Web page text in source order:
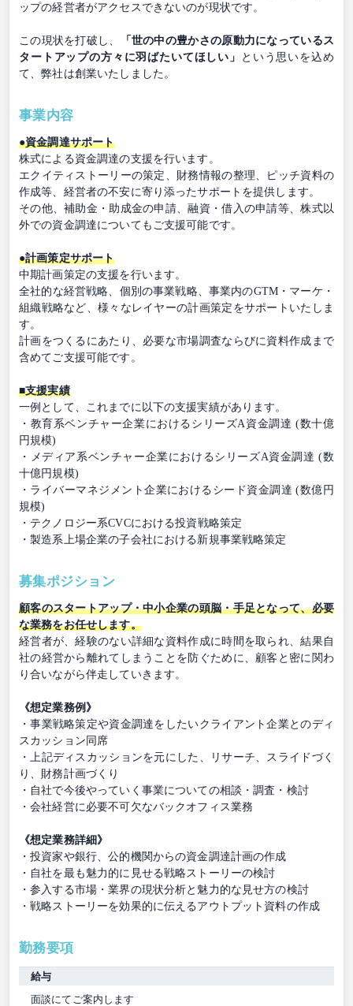
ップの経営者がアクセスできないのが現状です。
この現状を打破し、
「世の中の豊かさの原動力になっているス
タートアップの方々に羽ばたいてほしい」
という思いを込め
て、弊社は創業いたしました。
事業内容
●資金調達サポート
株式による資金調達の支援を行います。
エクイティストーリーの策定、財務情報の整理、ピッチ資料の
作成等、経営者の不安に寄り添ったサポートを提供します。
その他、補助金・助成金の申請、融資・借入の申請等、株式以
外での資金調達についてもご支援可能です。
●計画策定サポート
中期計画策定の支援を行います。
全社的な経営戦略、個別の事業戦略、事業内のGTM・マーケ・
組織戦略など、様々なレイヤーの計画策定をサポートいたしま
す。
計画をつくるにあたり、必要な市場調査ならびに資料作成まで
含めてご支援可能です。
■支援実績
一例として、これまでに以下の支援実績があります。
・教育系ベンチャー企業におけるシリーズA資金調達 (数十億
円規模)
・メディア系ベンチャー企業におけるシリーズA資金調達 (数
十億円規模)
・ライバーマネジメント企業におけるシード資金調達 (数億円
規模)
・テクノロジー系CVCにおける投資戦略策定
・製造系上場企業の子会社における新規事業戦略策定
募集ポジション
顧客のスタートアップ・中小企業の頭脳・手足となって、必要
な業務をお任せします。
経営者が、経験のない詳細な資料作成に時間を取られ、結果自
社の経営から離れてしまうことを防ぐために、顧客と密に関わ
り合いながら伴走していきます。
《想定業務例》
・事業戦略策定や資金調達をしたいクライアント企業とのディ
スカッション同席
・上記ディスカッションを元にした、リサーチ、スライドづく
り、財務計画づくり
・自社で今後やっていく事業についての相談・調査・検討
・会社経営に必要不可欠なバックオフィス業務
《想定業務詳細》
・投資家や銀行、公的機関からの資金調達計画の作成
・自社を最も魅力的に見せる戦略ストーリーの検討
・参入する市場・業界の現状分析と魅力的な見せ方の検討
・戦略ストーリーを効果的に伝えるアウトプット資料の作成
勤務要項
給与
面談にてご案内します